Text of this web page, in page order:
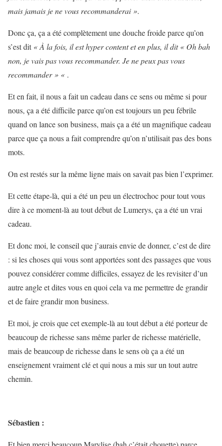
mais jamais je ne vous recommanderai ».
Donc ça, ça a été complètement une douche froide parce qu’on
s’est dit« À la fois, il est hyper content et en plus, il dit « Oh bah
non, je vais pas vous recommander. Je ne peux pas vous
recommander » « .
Et en fait, il nous a fait un cadeau dans ce sens ou même si pour
nous, ça a été difficile parce qu’on est toujours un peu fébrile
quand on lance son business, mais ça a été un magnifique cadeau
parce que ça nous a fait comprendre qu’on n’utilisait pas des bons
mots.
On est restés sur la même ligne mais on savait pas bien l’exprimer.
Et cette étape-là, qui a été un peu un électrochoc pour tout vous
dire à ce moment-là au tout début de Lumerys, ça a été un vrai
cadeau.
Et donc moi, le conseil que j’aurais envie de donner, c’est de dire
: si les choses qui vous sont apportées sont des passages que vous
pouvez considérer comme difficiles, essayez de les revisiter d’un
autre angle et dites vous en quoi cela va me permettre de grandir
et de faire grandir mon business.
Et moi, je crois que cet exemple-là au tout début a été porteur de
beaucoup de richesse sans même parler de richesse matérielle,
mais de beaucoup de richesse dans le sens où ça a été un
enseignement vraiment clé et qui nous a mis sur un tout autre
chemin.
Sébastien :